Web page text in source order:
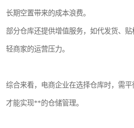
长期空置带来的成本浪费。
部分仓库还提供增值服务，如代发货、
轻商家的运营压力。
综合来看，电商企业在选择仓库时，需平
才能实现**的仓储管理。